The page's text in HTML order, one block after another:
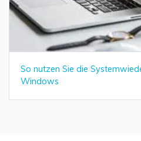
So nutzen Sie die
Windows